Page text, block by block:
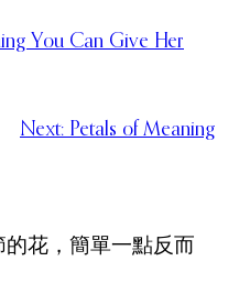
You Can Give Her
Next: Petals of Meaning
花，簡單一點反而